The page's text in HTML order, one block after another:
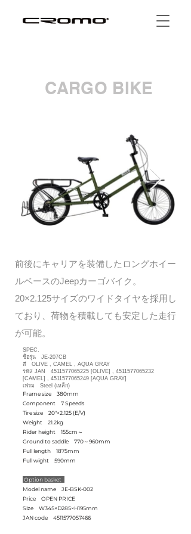
CARGO BIKE
前後にキャリアを装備したロングホイー
ルベースのJeepカーゴバイク。
20×2.125サイズのワイドタイヤを採用し
ており、荷物を積載しても安定した走行
が可能。
SPEC.
ชื่อรุ่น JE-207CB
สี OLIVE , CAMEL , AQUA GRAY
รหัส JAN
4511577065225 [OLIVE] , 4511577065232
[CAMEL] , 4511577065249 [AQUA GRAY]
เฟรม Steel (เหล็ก)
Frame size 380mm
Component 7 Speeds
Tire size 20"×2.125 (E/V)
Weight 21.2kg
Rider height 155cm～
Ground to saddle 770～960mm
Full length 1875mm
Full wight 590mm
Option basket
Model name JE-BSK-002
Price OPEN PRICE
Size W345×D285×H195mm
JAN code 4511577057466